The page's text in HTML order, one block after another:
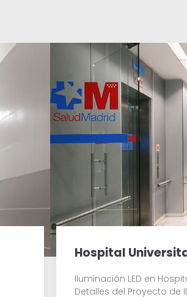
Hospital
Iluminación LED en
Detalles del Proyecto